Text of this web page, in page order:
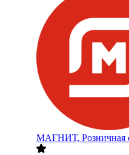
МАГНИТ, Розничная